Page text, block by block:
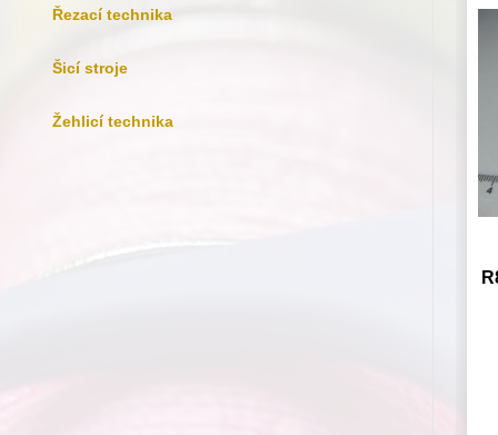
Řezací technika
Šicí stroje
Žehlicí technika